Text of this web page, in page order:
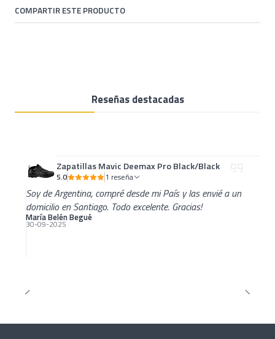
COMPARTIR ESTE PRODUCTO
Reseñas destacadas
Zapatillas Mavic Deemax Pro Black/Black
5.0 1 reseña
Soy de Argentina, compré desde mi País y las envié a un
domicilio en Santiago. Todo excelente. Gracias!
María Belén Begué
30-09-2025